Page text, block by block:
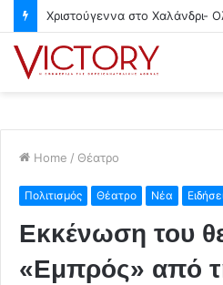
Home / Θέατρο
Πολιτισμός Θέατρο Νέα
Εκκένωση του
«Εμπρός» από